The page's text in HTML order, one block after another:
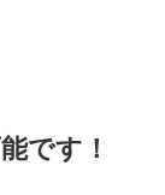
です！